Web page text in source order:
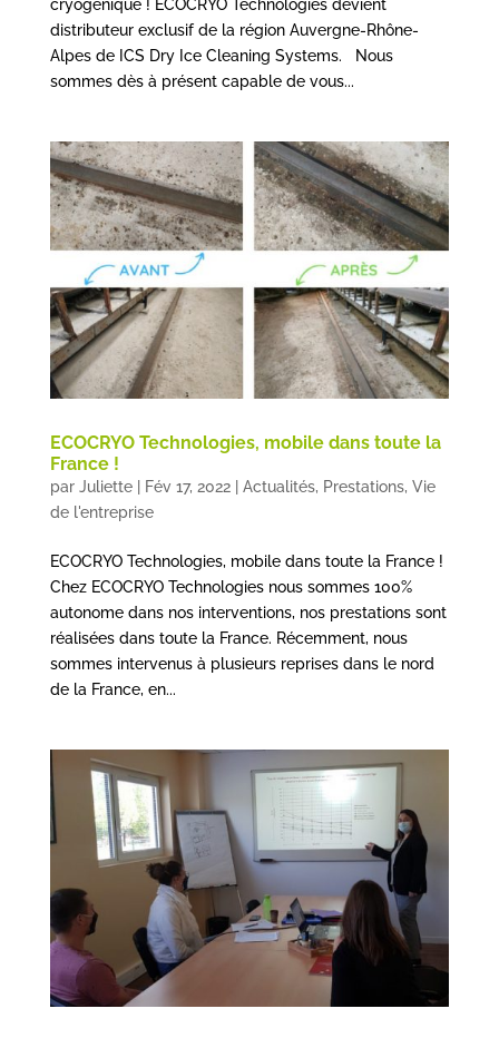
cryogénique ! ECOCRYO Technologies devient
distributeur exclusif de la région Auvergne-Rhône-
Alpes de ICS Dry Ice Cleaning Systems. Nous
sommes dès à présent capable de vous...
ECOCRYO Technologies, mobile dans toute la
France !
par Juliette| Fév 17, 2022| Actualités, Prestations, Vie
de l'entreprise
ECOCRYO Technologies, mobile dans toute la France !
Chez ECOCRYO Technologies nous sommes 100%
autonome dans nos interventions, nos prestations sont
réalisées dans toute la France. Récemment, nous
sommes intervenus à plusieurs reprises dans le nord
de la France, en...